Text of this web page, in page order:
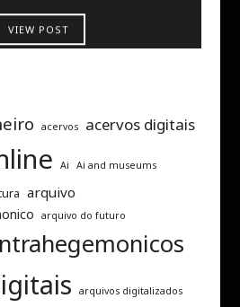
VIEW POST
acervos acervos digitais
Ai Ai and museums
arquivo
arquivo do futuro
arquivos digitalizados